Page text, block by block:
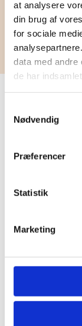
at analysere
din brug af
for sociale
data med andre
de har
Nødvendig
Præferencer
Statistik
Marketing
BOOK
Det er ikke
Med
de ting, som
Sammen
og drømme,
mulighed for